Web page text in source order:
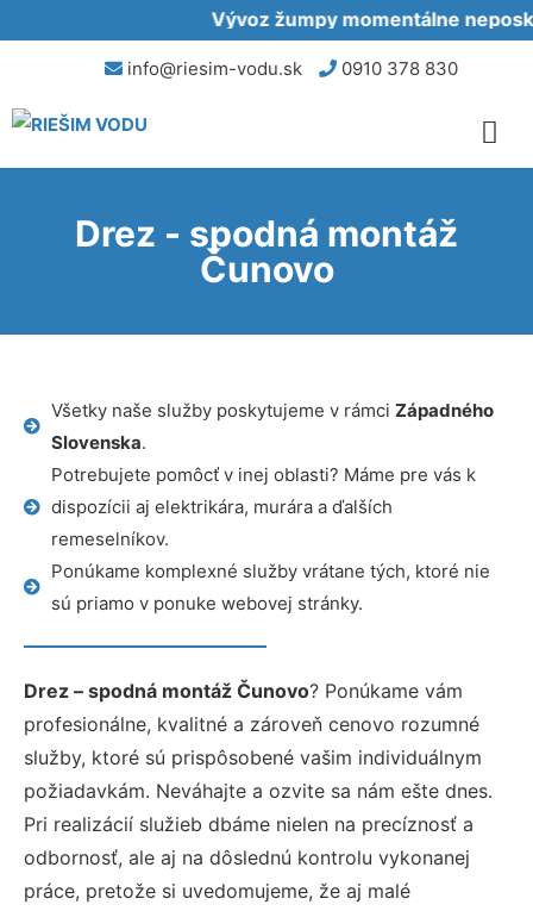
Vývoz žumpy momentálne
info@riesim-vodu.sk 0910 378 830
Drez - spodná montáž
Čunovo
Všetky naše služby poskytujeme v rámci Západného
Slovenska.
Potrebujete pomôcť v inej oblasti? Máme pre vás k
dispozícii aj elektrikára, murára a ďalších
remeselníkov.
Ponúkame komplexné služby vrátane tých, ktoré nie
sú priamo v ponuke webovej stránky.
Drez – spodná montáž Čunovo? Ponúkame vám
profesionálne, kvalitné a zároveň cenovo rozumné
služby, ktoré sú prispôsobené vašim individuálnym
požiadavkám. Neváhajte a ozvite sa nám ešte dnes.
Pri realizácií služieb dbáme nielen na precíznosť a
odbornosť, ale aj na dôslednú kontrolu vykonanej
práce, pretože si uvedomujeme, že aj malé